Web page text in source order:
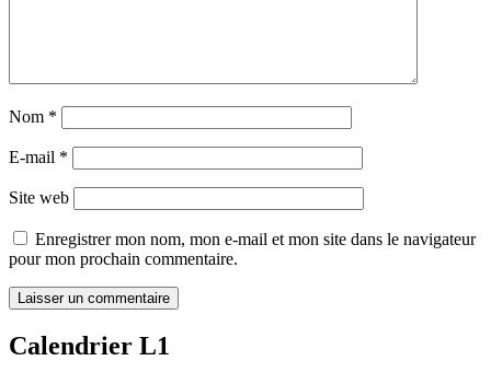
Nom *
E-mail *
Site web
Enregistrer mon nom, mon e-mail et mon site dans le navigateur
pour mon prochain commentaire.
Calendrier L1